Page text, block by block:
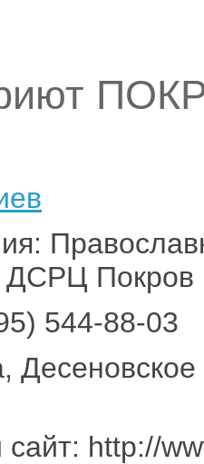
ДСРЦ Покров
544-88-03
http://